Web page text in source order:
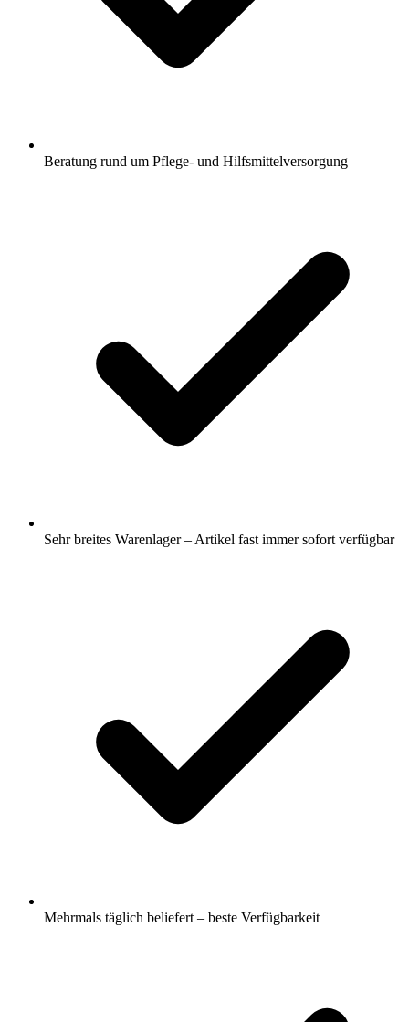
Beratung rund um Pflege- und Hilfsmittelversorgung
Sehr breites Warenlager – Artikel fast immer sofort verfügbar
Mehrmals täglich beliefert – beste Verfügbarkeit